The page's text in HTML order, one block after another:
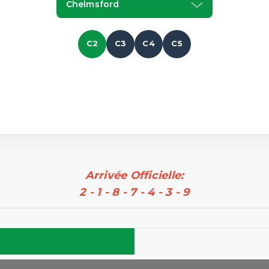
Chelmsford
C2 C3 C4 C5
Arrivée Officielle:
2 - 1 - 8 - 7 - 4 - 3 - 9